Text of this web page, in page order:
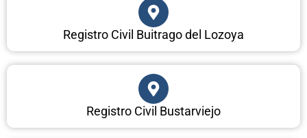
Registro Civil Buitrago del Lozoya
Registro Civil Bustarviejo